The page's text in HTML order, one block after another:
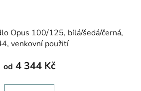
Opus 100/125, bílá/šedá/černá,
venkovní použití
od 4 344 Kč